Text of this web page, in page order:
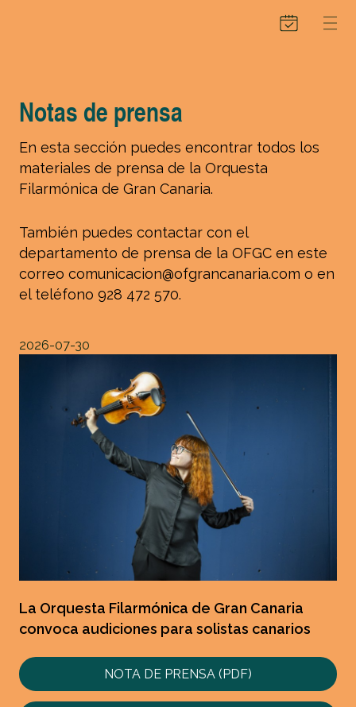
Notas de prensa
En esta sección puedes encontrar todos los
materiales de prensa de la Orquesta
Filarmónica de Gran Canaria.
También puedes contactar con el
departamento de prensa de la OFGC en este
correo comunicacion@ofgrancanaria.com o en
el teléfono 928 472 570.
2026-07-30
La Orquesta Filarmónica de Gran Canaria
convoca audiciones para solistas canarios
NOTA DE PRENSA (PDF)